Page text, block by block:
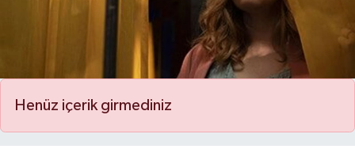
Henüz içerik girmediniz